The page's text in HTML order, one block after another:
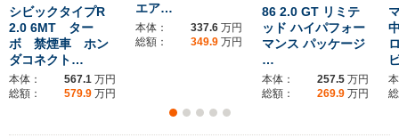
シビックタイプR
2.0 6MT ター
ボ 禁煙車 ホン
ダコネクト…
本体： 567.1 万円
総額：
579.9 万円
エア…
本体： 337.6 万円
総額：
349.9 万円
86 2.0 GT リミテ
ッド ハイパフォー
マンス パッケージ
…
本体： 257.5 万円
総額：
269.9 万円